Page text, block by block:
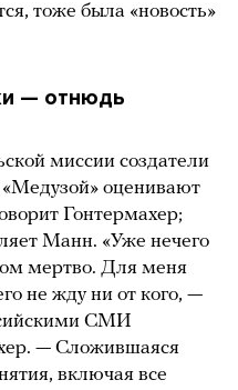
тоже была «новость»
— отнюдь
миссии создатели
оценивают
Гонтермахер;
Манн. «Уже нечего
мертво. Для меня
не жду ни от кого, —
СМИ
— Сложившаяся
включая все